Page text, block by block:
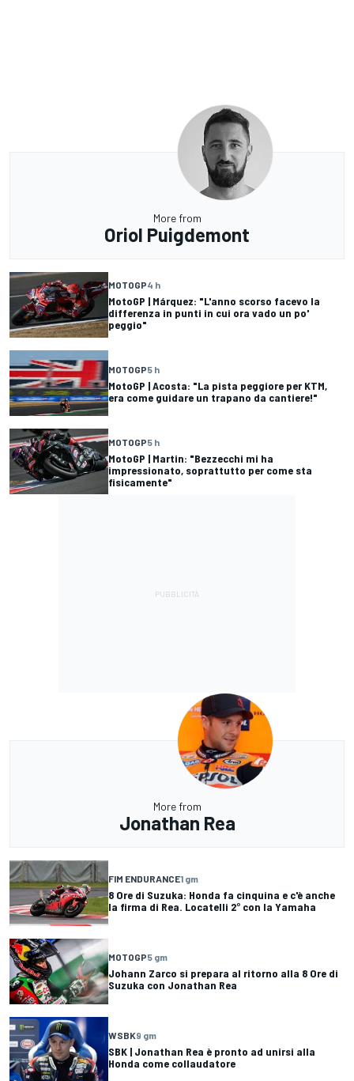
More from
Oriol Puigdemont
MOTOGP4 h
MotoGP | Márquez: "L'anno scorso facevo la
differenza in punti in cui ora vado un po'
peggio"
MOTOGP5 h
MotoGP | Acosta: "La pista peggiore per KTM,
era come guidare un trapano da cantiere!"
MOTOGP5 h
MotoGP | Martin: "Bezzecchi mi ha
impressionato, soprattutto per come sta
fisicamente"
More from
Jonathan Rea
FIM ENDURANCE1 gm
8 Ore di Suzuka: Honda fa cinquina e c'è anche
la firma di Rea. Locatelli 2° con la Yamaha
MOTOGP5 gm
Johann Zarco si prepara al ritorno alla 8 Ore di
Suzuka con Jonathan Rea
WSBK9 gm
SBK | Jonathan Rea è pronto ad unirsi alla
Honda come collaudatore